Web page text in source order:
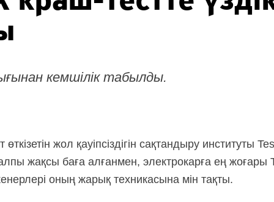
кемшілік табылды.
өткізетін жол қауіпсіздігін сақтандыру институты
жақсы баға алғанмен, электрокарға ең жоғары
оның жарық техникасына мін тақты.